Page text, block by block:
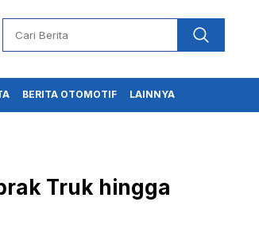
BERITA OTOMOTIF LAINNYA
Truk hingga